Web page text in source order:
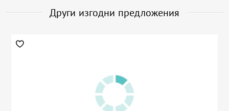
Други изгодни предложения